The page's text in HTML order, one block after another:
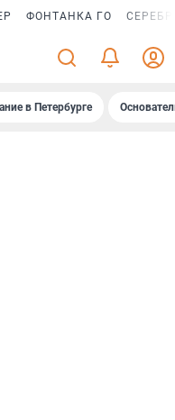
ФОНТАНКА ГО
в Петербурге